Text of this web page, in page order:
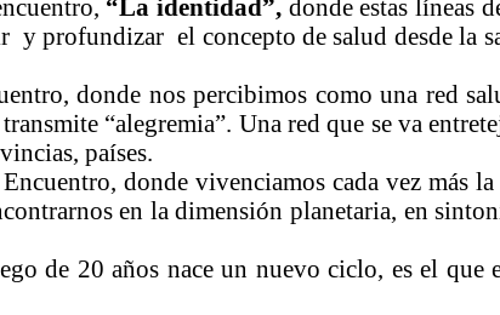
“La identidad”, donde estas líneas
y profundizar el concepto de salud desde la
donde nos percibimos como una red
“alegremia”. Una red que se va
países.
donde vivenciamos cada vez más la
en la dimensión planetaria, en
de 20 años nace un nuevo ciclo, es el que